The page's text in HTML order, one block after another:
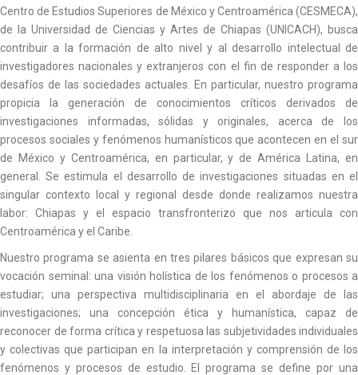
Centro de Estudios Superiores de México y Centroamérica (CESMECA),
de la Universidad de Ciencias y Artes de Chiapas (UNICACH), busca
contribuir a la formación de alto nivel y al desarrollo intelectual de
investigadores nacionales y extranjeros con el fin de responder a los
desafíos de las sociedades actuales. En particular, nuestro programa
propicia la generación de conocimientos críticos derivados de
investigaciones informadas, sólidas y originales, acerca de los
procesos sociales y fenómenos humanísticos que acontecen en el sur
de México y Centroamérica, en particular, y de América Latina, en
general. Se estimula el desarrollo de investigaciones situadas en el
singular contexto local y regional desde donde realizamos nuestra
labor: Chiapas y el espacio transfronterizo que nos articula con
Centroamérica y el Caribe.
Nuestro programa se asienta en tres pilares básicos que expresan su
vocación seminal: una visión holística de los fenómenos o procesos a
estudiar; una perspectiva multidisciplinaria en el abordaje de las
investigaciones; una concepción ética y humanística, capaz de
reconocer de forma crítica y respetuosa las subjetividades individuales
y colectivas que participan en la interpretación y comprensión de los
fenómenos y procesos de estudio. El programa se define por una